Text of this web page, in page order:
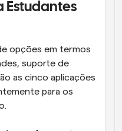
Estudantes
opções em termos
suporte de
as cinco aplicações
para os